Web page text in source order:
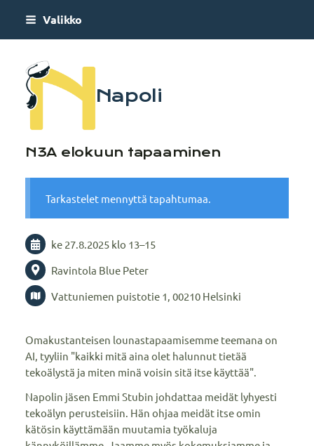
Siirry
Valikko
Napoli
N3A elokuun tapaaminen
Tarkastelet mennyttä tapahtumaa.
ke 27.8.2025 klo 13–15
Ravintola Blue Peter
Vattuniemen puistotie 1, 00210 Helsinki
Omakustanteisen lounastapaamisemme teemana on
AI, tyyliin "kaikki mitä aina olet halunnut tietää
tekoälystä ja miten minä voisin sitä itse käyttää".
Napolin jäsen Emmi Stubin johdattaa meidät lyhyesti
tekoälyn perusteisiin. Hän ohjaa meidät itse omin
kätösin käyttämään muutamia työkaluja